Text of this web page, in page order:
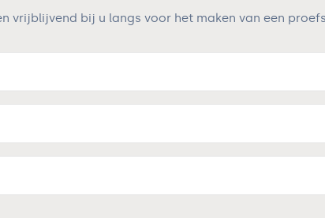
vrijblijvend bij u langs voor het maken van een